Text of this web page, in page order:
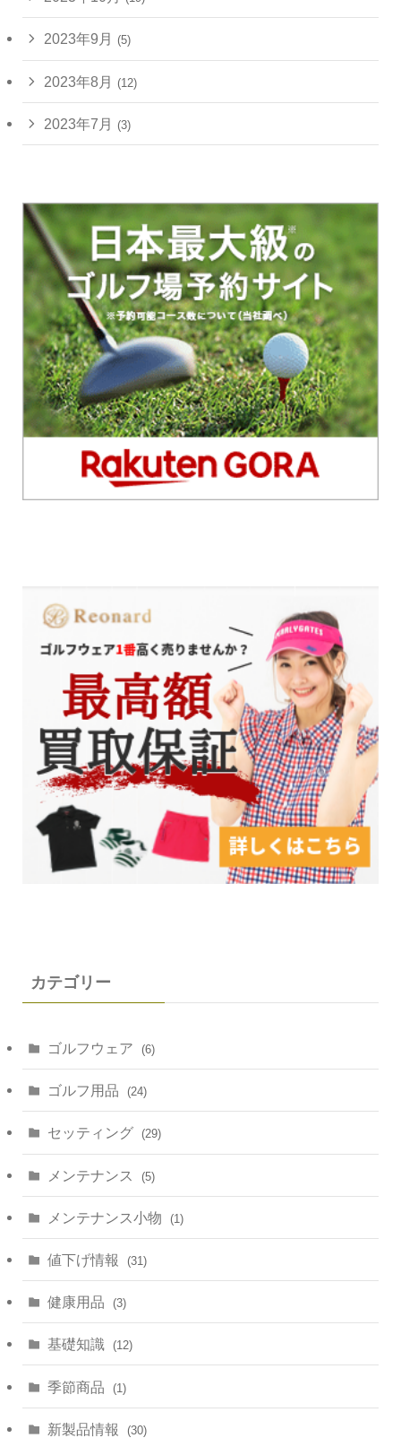
2023年9月 (5)
2023年8月 (12)
2023年7月 (3)
カテゴリー
ゴルフウェア (6)
ゴルフ用品 (24)
セッティング (29)
メンテナンス (5)
メンテナンス小物 (1)
値下げ情報 (31)
健康用品 (3)
基礎知識 (12)
季節商品 (1)
新製品情報 (30)